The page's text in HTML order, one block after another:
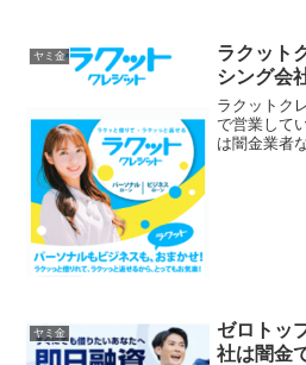
なんて甘い
ヤミ金です
ヤミ金
ラクット
シング会
ラクットク
で営業して
は闇金業者
ヤミ金
ゼロトッ
社は闇金